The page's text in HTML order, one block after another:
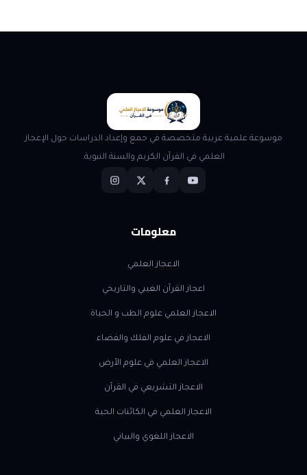
موسوعة علمية عربية متخصصة في جمع وإعداد الدراسات حول الإعجاز
العلمي في القرآن الكريم والسنة النبوية.
معلومات
الاعجاز العلمي
اعجاز القرآن الغيبي والتاريخي
الاعجاز العلمي علوم الطب و الحياة
الاعجاز في علوم الفلك والفضاء
الاعجاز العلمي في علوم الأرض
الاعجاز التشريعي في القرآن
الاعجاز العلمي في الكائنات الحية
الاعجاز اللغوي والبياني